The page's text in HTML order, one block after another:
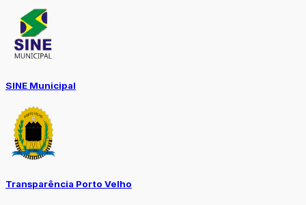
SINE Municipal
Transparência Porto Velho